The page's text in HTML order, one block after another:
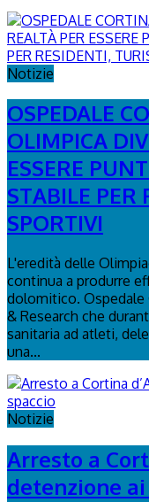
Notizie
OSPEDALE
OLIMPICA
ESSERE
STABILE PER
SPORTIVI
L'eredità delle
continua a produrre
dolomitico. Ospedale
& Research che
sanitaria ad atleti,
una...
Notizie
Arresto a
detenzione